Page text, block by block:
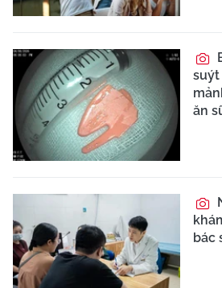
suýt
ăn
bác